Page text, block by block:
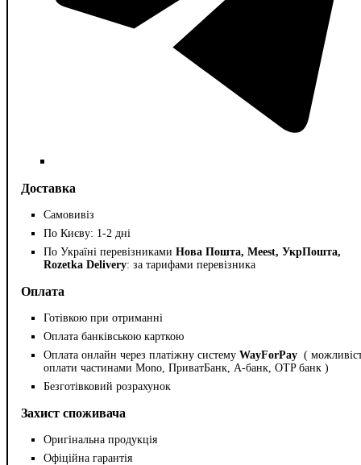
Доставка
Самовивіз
По Києву: 1-2 дні
По Україні перевізниками Нова Пошта, Meest, УкрПошта,
Rozetka Delivery: за тарифами перевізника
Оплата
Готівкою при отриманні
Оплата банківською карткою
Оплата онлайн через платіжну систему WayForPay (
оплати частинами Mono, ПриватБанк, А-банк, OTP банк )
Безготівковий розрахунок
Захист споживача
Оригінальна продукція
Офіційна гарантія